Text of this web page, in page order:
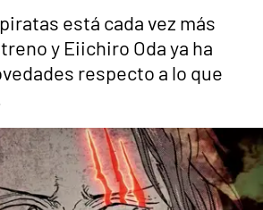
está cada vez más
y Eiichiro Oda ya ha
respecto a lo que